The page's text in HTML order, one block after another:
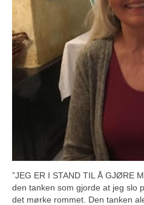
”JEG ER I STAND TIL Å GJØRE
den tanken som gjorde at jeg slo
det mørke rommet. Den tanken